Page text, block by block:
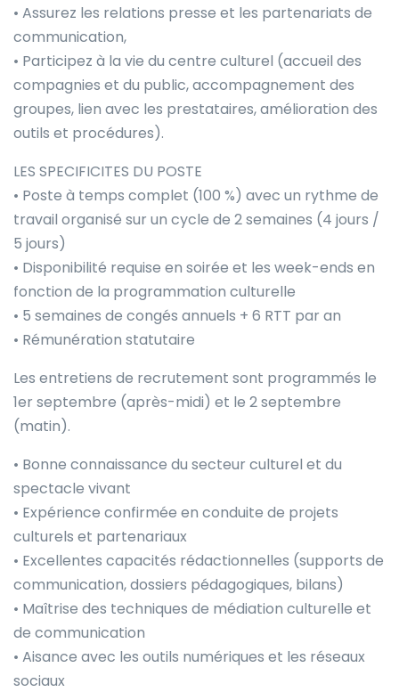
• Assurez les relations presse et les partenariats de
communication,
• Participez à la vie du centre culturel (accueil des
compagnies et du public, accompagnement des
groupes, lien avec les prestataires, amélioration des
outils et procédures).
LES SPECIFICITES DU POSTE
• Poste à temps complet (100 %) avec un rythme de
travail organisé sur un cycle de 2 semaines (4 jours /
5 jours)
• Disponibilité requise en soirée et les week-ends en
fonction de la programmation culturelle
• 5 semaines de congés annuels + 6 RTT par an
• Rémunération statutaire
Les entretiens de recrutement sont programmés le
1er septembre (après-midi) et le 2 septembre
(matin).
• Bonne connaissance du secteur culturel et du
spectacle vivant
• Expérience confirmée en conduite de projets
culturels et partenariaux
• Excellentes capacités rédactionnelles (supports de
communication, dossiers pédagogiques, bilans)
• Maîtrise des techniques de médiation culturelle et
de communication
• Aisance avec les outils numériques et les réseaux
sociaux